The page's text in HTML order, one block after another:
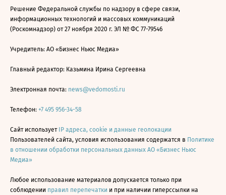
Решение Федеральной службы по надзору в сфере связи,
информационных технологий и массовых коммуникаций
(Роскомнадзор) от 27 ноября 2020 г. ЭЛ № ФС 77-79546
Учредитель: АО «Бизнес Ньюс Медиа»
Главный редактор: Казьмина Ирина Сергеевна
Электронная почта: news@vedomosti.ru
Телефон: +7 495 956-34-58
Сайт использует IP адреса, cookie и данные геолокации
Пользователей сайта, условия использования содержатся в Политике
в отношении обработки персональных данных АО «Бизнес Ньюс
Медиа»
Любое использование материалов допускается только при
соблюдении правил перепечатки и при наличии гиперссылки на